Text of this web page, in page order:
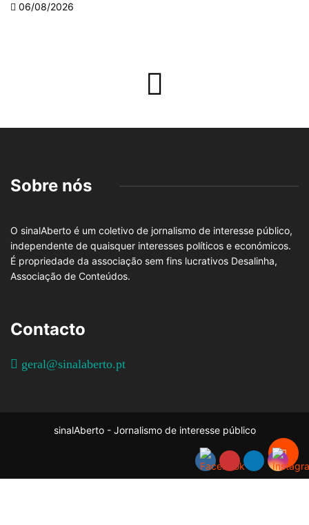
06/08/2026
Sobre nós
O sinalAberto é um coletivo de jornalismo de interesse público,
independente de quaisquer interesses políticos e económicos.
É propriedade da associação sem fins lucrativos Desalinha,
Associação de Conteúdos.
Contacto
geral@sinalaberto.pt
sinalAberto - Jornalismo de interesse público